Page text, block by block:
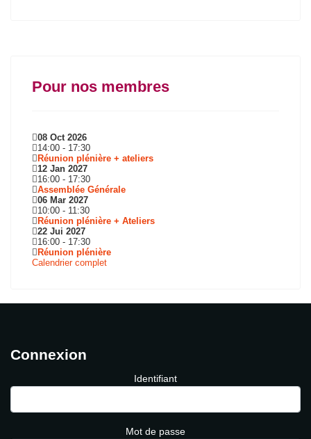
Pour nos membres
08 Oct 2026
14:00 - 17:30
Réunion plénière + ateliers
12 Jan 2027
16:00 - 17:30
Assemblée Générale
06 Mar 2027
10:00 - 11:30
Réunion plénière + Ateliers
22 Jui 2027
16:00 - 17:30
Réunion plénière
Calendrier complet
Connexion
Identifiant
Mot de passe